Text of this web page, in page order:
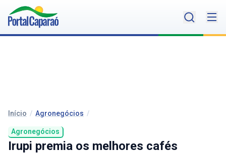
Início / Agronegócios /
Agronegócios
Irupi premia os melhores cafés